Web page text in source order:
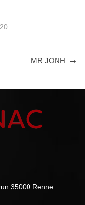
MR JONH
35000 Renne